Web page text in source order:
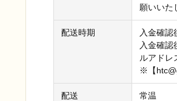
願いいた
配送時期
入金確
入金確
ルアドレ
※【
配送 常温